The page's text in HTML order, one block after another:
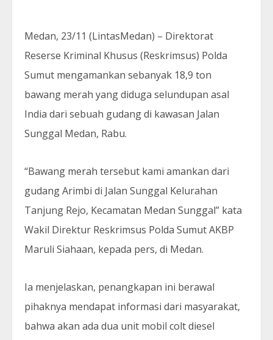
Medan, 23/11 (LintasMedan) – Direktorat
Reserse Kriminal Khusus (Reskrimsus) Polda
Sumut mengamankan sebanyak 18,9 ton
bawang merah yang diduga selundupan asal
India dari sebuah gudang di kawasan Jalan
Sunggal Medan, Rabu.
“Bawang merah tersebut kami amankan dari
gudang Arimbi di Jalan Sunggal Kelurahan
Tanjung Rejo, Kecamatan Medan Sunggal” kata
Wakil Direktur Reskrimsus Polda Sumut AKBP
Maruli Siahaan, kepada pers, di Medan.
Ia menjelaskan, penangkapan ini berawal
pihaknya mendapat informasi dari masyarakat,
bahwa akan ada dua unit mobil colt diesel